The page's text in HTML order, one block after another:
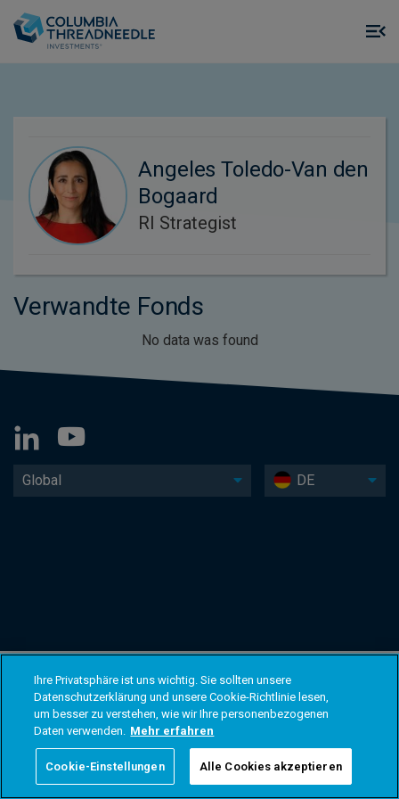
Angeles Toledo-Van den
Bogaard
RI Strategist
Verwandte Fonds
No data was found
Global DE
Ihre Privatsphäre ist uns wichtig. Sie sollten unsere
Datenschutzerklärung und unsere Cookie-Richtlinie lesen,
um besser zu verstehen, wie wir Ihre personenbezogenen
Daten verwenden. Mehr erfahren
Cookie-Einstellungen Alle Cookies akzeptieren